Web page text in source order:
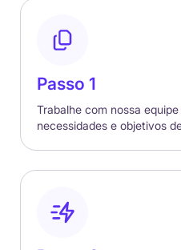
Passo 1
Trabalhe com nossa
necessidades e objetivos